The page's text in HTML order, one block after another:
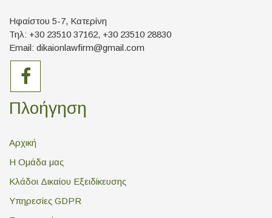
Ηφαίστου 5-7, Κατερίνη
Τηλ: +30 23510 37162, +30 23510 28830
Email: dikaionlawfirm@gmail.com
Πλοήγηση
Αρχική
Η Ομάδα μας
Κλάδοι Δικαίου Εξειδίκευσης
Υπηρεσίες GDPR